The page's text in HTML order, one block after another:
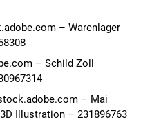
– Warenlager
– Schild Zoll
– Mai
Illustration – 231896763